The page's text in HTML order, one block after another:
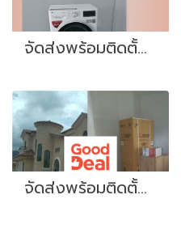
จัดส่งพร้อมติดตั้งเครื่องซักผ้า
จัดส่งพร้อมติดตั้ง บ้านลูกค้า เขาใหญ่